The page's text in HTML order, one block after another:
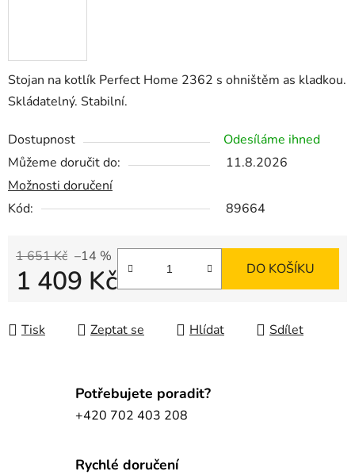
Stojan na kotlík Perfect Home 2362 s ohništěm as kladkou.
Skládatelný. Stabilní.
Dostupnost
Odesíláme ihned
Můžeme doručit do:
11.8.2026
Možnosti doručení
Kód:
89664
1 651 Kč –14 %
1 409 Kč DO KOŠÍKU
Tisk Zeptat se Hlídat Sdílet
Potřebujete poradit?
+420 702 403 208
Rychlé doručení